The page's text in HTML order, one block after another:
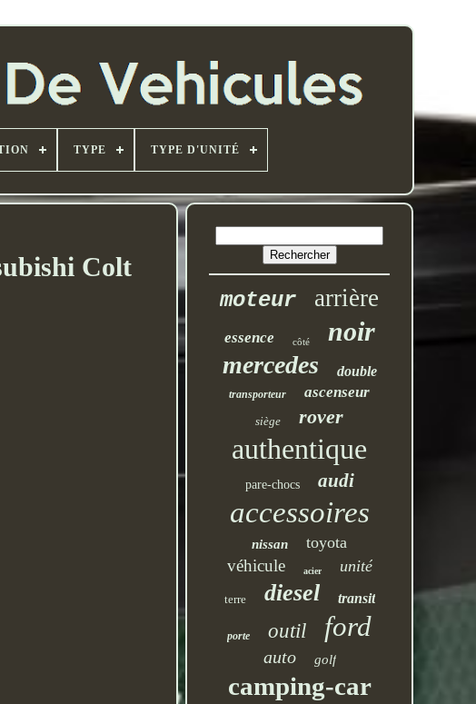
TYPE TYPE D'UNITÉ
Colt
moteur arrière
essence côté noir
mercedes double
transporteur ascenseur
siège rover
authentique
pare-chocs audi
accessoires
nissan toyota
véhicule acier unité
terre diesel transit
porte outil ford
auto golf
camping-car